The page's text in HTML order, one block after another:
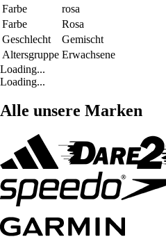
Farbe
rosa
Farbe
Rosa
Geschlecht
Gemischt
Altersgruppe Erwachsene
Loading...
Loading...
Alle unsere Marken